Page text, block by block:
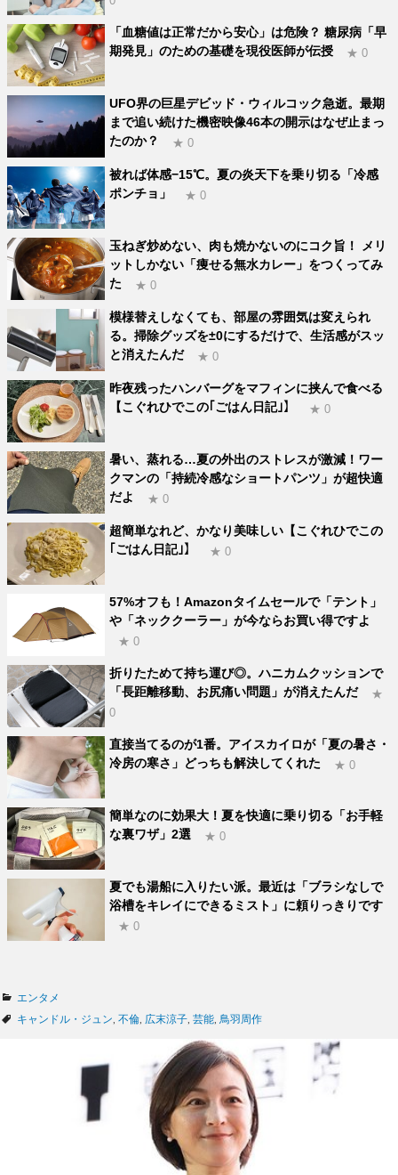
「血糖値は正常だから安心」は危険？ 糖尿病「早
期発見」のための基礎を現役医師が伝授
★ 0
UFO界の巨星デビッド・ウィルコック急逝。最期
まで追い続けた機密映像46本の開示はなぜ止まっ
たのか？
★ 0
被れば体感−15℃。夏の炎天下を乗り切る「冷感
ポンチョ」
★ 0
玉ねぎ炒めない、肉も焼かないのにコク旨！ メリ
ットしかない「痩せる無水カレー」をつくってみ
た
★ 0
模様替えしなくても、部屋の雰囲気は変えられ
る。掃除グッズを±0にするだけで、生活感がスッ
と消えたんだ
★ 0
昨夜残ったハンバーグをマフィンに挟んで食べる
【こぐれひでこの｢ごはん日記｣】
★ 0
暑い、蒸れる…夏の外出のストレスが激減！ワー
クマンの「持続冷感なショートパンツ」が超快適
だよ
★ 0
超簡単なれど、かなり美味しい【こぐれひでこの
｢ごはん日記｣】
★ 0
57%オフも！Amazonタイムセールで「テント」
や「ネッククーラー」が今ならお買い得ですよ
★ 0
折りたためて持ち運び◎。ハニカムクッションで
「長距離移動、お尻痛い問題」が消えたんだ
★
0
直接当てるのが1番。アイスカイロが「夏の暑さ・
冷房の寒さ」どっちも解決してくれた
★ 0
簡単なのに効果大！夏を快適に乗り切る「お手軽
な裏ワザ」2選
★ 0
夏でも湯船に入りたい派。最近は「ブラシなしで
浴槽をキレイにできるミスト」に頼りっきりです
★ 0
カ
テ
エンタメ
タ
キャンドル・ジュン 不倫 広末涼子 芸能 鳥羽周作